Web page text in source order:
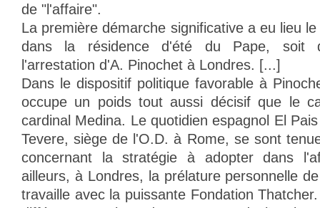
de "l'affaire".
La première démarche significative a eu lieu
dans la résidence d'été du Pape, soit
l'arrestation d'A. Pinochet à Londres. [...]
Dans le dispositif politique favorable à
occupe un poids tout aussi décisif que le
cardinal Medina. Le quotidien espagnol El
Tevere, siège de l'O.D. à Rome, se sont
concernant la stratégie à adopter dans
ailleurs, à Londres, la prélature personnelle
travaille avec la puissante Fondation